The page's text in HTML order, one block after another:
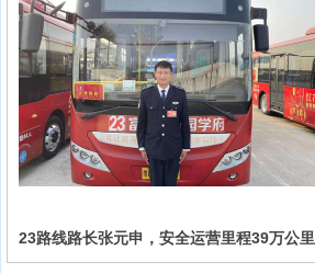
23路线路长张元申，安全运营里程39万公里